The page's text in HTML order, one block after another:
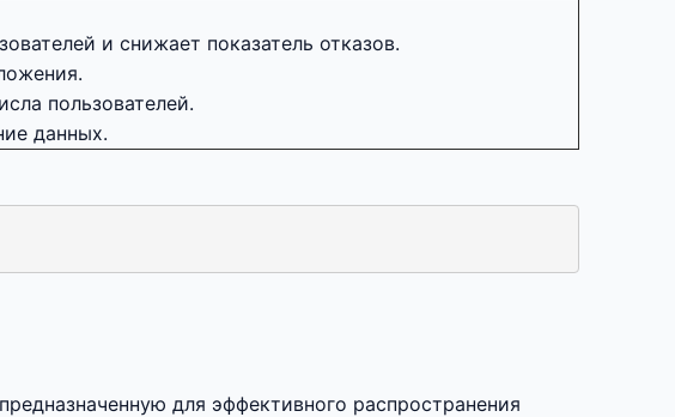
и снижает показатель отказов.
пользователей.
данных.
для эффективного распространения